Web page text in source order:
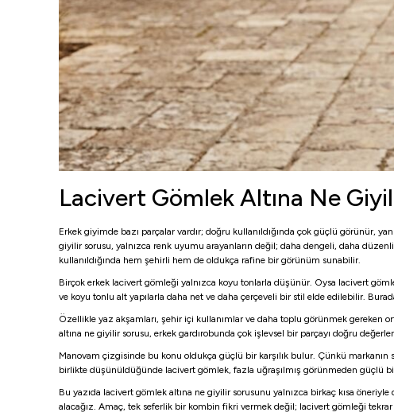
Lacivert Gömlek Altına Ne
Erkek giyimde bazı parçalar vardır; doğru kullanıldığında çok güçlü görünür,
giyilir sorusu, yalnızca renk uyumu arayanların değil; daha dengeli, daha
kullanıldığında hem şehirli hem de oldukça rafine bir görünüm sunabilir.
Birçok erkek lacivert gömleği yalnızca koyu tonlarla düşünür. Oysa lacivert
ve koyu tonlu alt yapılarla daha net ve daha çerçeveli bir stil elde edilebilir.
Özellikle yaz akşamları, şehir içi kullanımlar ve daha toplu görünmek
altına ne giyilir sorusu, erkek gardırobunda çok işlevsel bir parçayı doğru
Manovam çizgisinde bu konu oldukça güçlü bir karşılık bulur. Çünkü
birlikte düşünüldüğünde lacivert gömlek, fazla uğraşılmış görünmeden güçlü
Bu yazıda lacivert gömlek altına ne giyilir sorusunu yalnızca birkaç kısa
alacağız. Amaç, tek seferlik bir kombin fikri vermek değil; lacivert gömleği